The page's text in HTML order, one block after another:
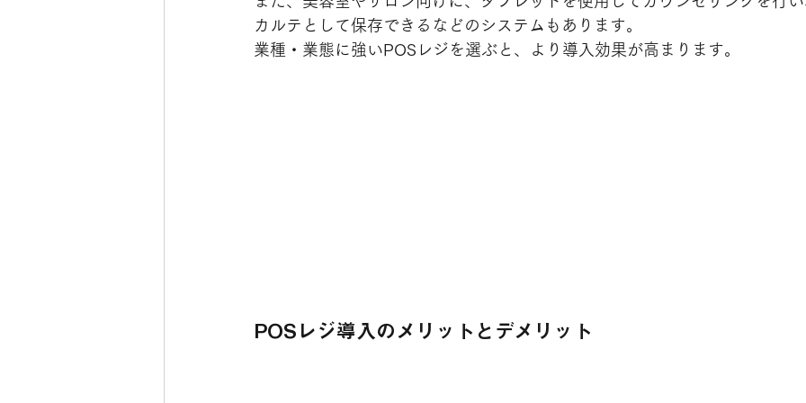
カルテとして保存できるなどのシステムもあります。
業種・業態に強いPOSレジを選ぶと、より導入効果が高まります。
POSレジ導入のメリットとデメリット